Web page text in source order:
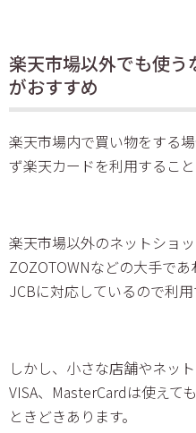
楽天市場以外でも使
がおすすめ
楽天市場内で買い物をする
ず楽天カードを利用すること
楽天市場以外のネットショ
ZOZOTOWNなどの大手であ
JCBに対応しているので利用
しかし、小さな店舗やネッ
VISA、MasterCardは使えて
ときどきあります。